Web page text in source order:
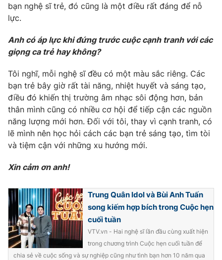
bạn nghệ sĩ trẻ, đó cũng là một điều rất đáng để nỗ
lực.
Anh có áp lực khi đứng trước cuộc cạnh tranh với các
giọng ca trẻ hay không?
Tôi nghĩ, mỗi nghệ sĩ đều có một màu sắc riêng. Các
bạn trẻ bây giờ rất tài năng, nhiệt huyết và sáng tạo,
điều đó khiến thị trường âm nhạc sôi động hơn, bản
thân mình cũng có nhiều cơ hội để tiếp cận các nguồn
năng lượng mới hơn. Đối với tôi, thay vì cạnh tranh, có
lẽ mình nên học hỏi cách các bạn trẻ sáng tạo, tìm tòi
và tiệm cận với những xu hướng mới.
Xin cảm ơn anh!
Trung Quân Idol và Bùi Anh Tuấn
song kiếm hợp bích trong Cuộc hẹn
cuối tuần
VTV.vn - Hai nghệ sĩ lần đầu cùng xuất hiện
trong chương trình Cuộc hẹn cuối tuần để
chia sẻ về cuộc sống và sự nghiệp cũng như tình bạn hơn 10 năm qua